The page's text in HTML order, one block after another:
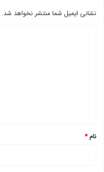
نشانی ایمیل شما منتشر نخواهد شد.
نام*